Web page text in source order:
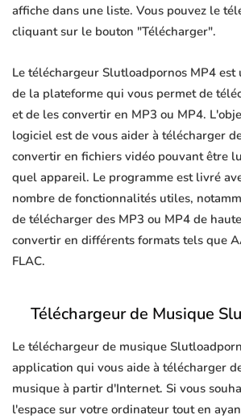
affiche dans une liste. Vous pouvez le
cliquant sur le bouton "Télécharger".
Le téléchargeur Slutloadpornos MP4
de la plateforme qui vous permet de
et de les convertir en MP3 ou MP4.
logiciel est de vous aider à télécharger
convertir en fichiers vidéo pouvant être
quel appareil. Le programme est livré
nombre de fonctionnalités utiles,
de télécharger des MP3 ou MP4 de
convertir en différents formats tels que
FLAC.
Téléchargeur de Musique
Le téléchargeur de musique
application qui vous aide à télécharger
musique à partir d'Internet. Si vous
l'espace sur votre ordinateur tout en